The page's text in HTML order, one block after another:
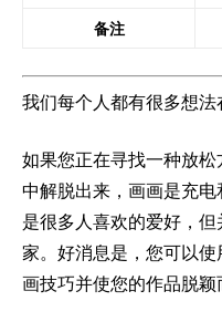
备注
我们每个人都有很多想法
如果您正在寻找一种放
中解脱出来，画画是充
是很多人喜欢的爱好，
家。好消息是，您可以
画技巧并使您的作品脱颖